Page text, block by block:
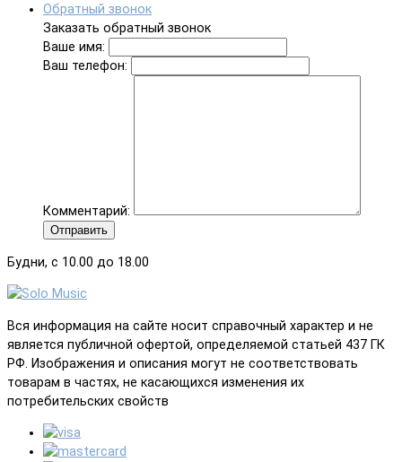
Обратный звонок
Заказать обратный звонок
Ваше имя:
Ваш телефон:
Комментарий:
Отправить
Будни, с 10.00 до 18.00
Вся информация на сайте носит справочный характер и не
является публичной офертой, определяемой статьей 437 ГК
РФ. Изображения и описания могут не соответствовать
товарам в частях, не касающихся изменения их
потребительских свойств